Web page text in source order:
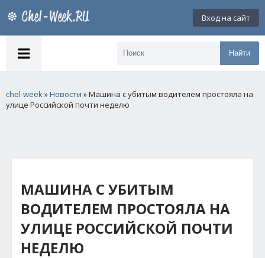
Вход на сайт
Найти
chel-week»Новости » Машина с убитым водителем простояла на
улице Российской почти неделю
МАШИНА С УБИТЫМ
ВОДИТЕЛЕМ ПРОСТОЯЛА НА
УЛИЦЕ РОССИЙСКОЙ ПОЧТИ
НЕДЕЛЮ